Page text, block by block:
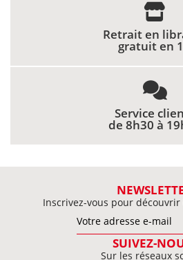
Retrait en
gratuit en
Service
de 8h30 à
Inscrivez-vous pour
SUIVEZ-
Sur les réseaux